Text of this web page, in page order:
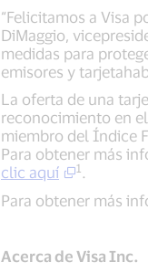
“Felicitamos a Visa
DiMaggio,
medidas para
emisores y
La oferta de una
reconocimiento en
miembro del Índice
Para obtener más
clic aquí
1 .
Para obtener más
Acerca de Visa Inc.